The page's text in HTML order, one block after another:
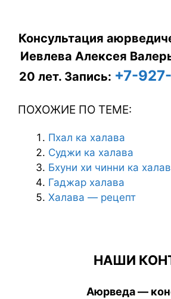
Консультация
Иевлева Алексея
20 лет. Запись: +7-
ПОХОЖИЕ ПО ТЕМЕ:
Пхал ка халава
Суджи ка халава
Бхуни хи чинни ка
Гаджар халава
Халава — рецепт
НАШИ
Аюрведа —